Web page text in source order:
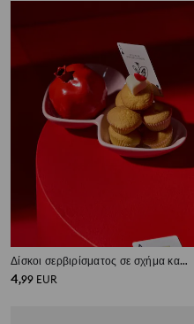
Δίσκοι σερβιρίσματος σε σχήμα καρδιάς 2 pack
4,99 EUR